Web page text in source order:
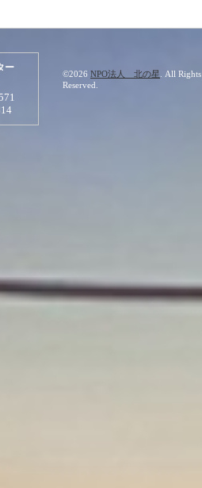
ー
©2026 NPO法人 北の星 . All Rights
Reserved.